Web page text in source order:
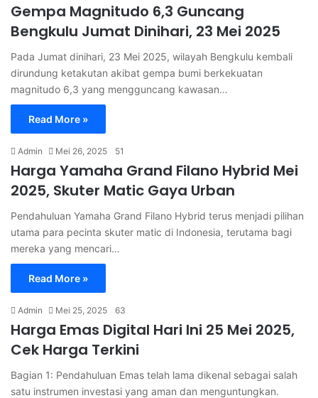
Gempa Magnitudo 6,3 Guncang
Bengkulu Jumat Dinihari, 23 Mei 2025
Pada Jumat dinihari, 23 Mei 2025, wilayah Bengkulu kembali
dirundung ketakutan akibat gempa bumi berkekuatan
magnitudo 6,3 yang mengguncang kawasan…
Read More »
Admin Mei 26, 2025 51
Harga Yamaha Grand Filano Hybrid Mei
2025, Skuter Matic Gaya Urban
Pendahuluan Yamaha Grand Filano Hybrid terus menjadi pilihan
utama para pecinta skuter matic di Indonesia, terutama bagi
mereka yang mencari…
Read More »
Admin Mei 25, 2025 63
Harga Emas Digital Hari Ini 25 Mei 2025,
Cek Harga Terkini
Bagian 1: Pendahuluan Emas telah lama dikenal sebagai salah
satu instrumen investasi yang aman dan menguntungkan.